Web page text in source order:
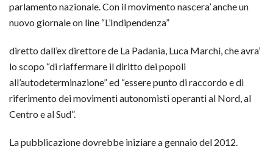
parlamento nazionale. Con il movimento nascera’ anche un
nuovo giornale on line “L’Indipendenza”
diretto dall’ex direttore de La Padania, Luca Marchi, che avra’
lo scopo “di riaffermare il diritto dei popoli
all’autodeterminazione” ed “essere punto di raccordo e di
riferimento dei movimenti autonomisti operanti al Nord, al
Centro e al Sud”.
La pubblicazione dovrebbe iniziare a gennaio del 2012.